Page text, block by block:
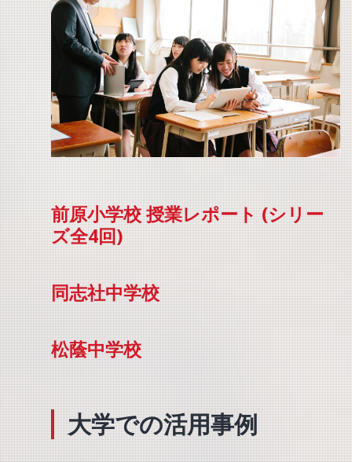
前原小学校 授業レポート (シリー
ズ全4回)
同志社中学校
松蔭中学校
大学での活用事例